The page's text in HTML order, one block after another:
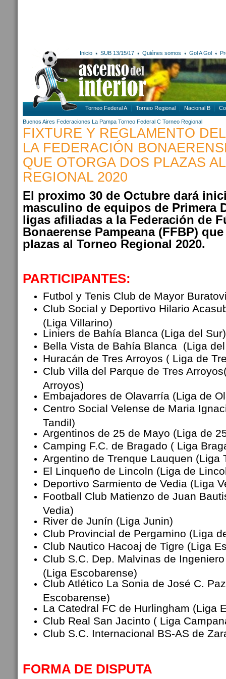
Inicio SUB 13/15/17 Quiénes somos Gol A Gol
Torneo Federal A Torneo Regional Nacional B
Buenos Aires Federaciones La Pampa Torneo Federal C Torneo Regional
FIXTURE Y REGLAMENTO
LA FEDERACIÓN
QUE OTORGA DOS PLAZAS
REGIONAL 2020
El proximo 30 de Octubre dará
masculino de equipos de Primera
ligas afiliadas a la Federación de
Bonaerense Pampeana (FFBP)
plazas al Torneo Regional 2020.
PARTICIPANTES:
Futbol y Tenis Club de Mayor
Club Social y Deportivo Hilario
(Liga Villarino)
Liniers de Bahía Blanca (Liga del Sur)
Bella Vista de Bahía Blanca (Liga
Huracán de Tres Arroyos ( Liga de
Club Villa del Parque de Tres
Arroyos)
Embajadores de Olavarría (Liga de
Centro Social Velense de Maria
Tandil)
Argentinos de 25 de Mayo (Liga de
Camping F.C. de Bragado ( Liga
Argentino de Trenque Lauquen (Liga
El Linqueño de Lincoln (Liga de
Deportivo Sarmiento de Vedia (Liga
Football Club Matienzo de Juan
Vedia)
River de Junín (Liga Junin)
Club Provincial de Pergamino (Liga
Club Nautico Hacoaj de Tigre (Liga
Club S.C. Dep. Malvinas de
(Liga Escobarense)
Club Atlético La Sonia de José C.
Escobarense)
La Catedral FC de Hurlingham (Liga
Club Real San Jacinto ( Liga
Club S.C. Internacional BS-AS de
FORMA DE DISPUTA